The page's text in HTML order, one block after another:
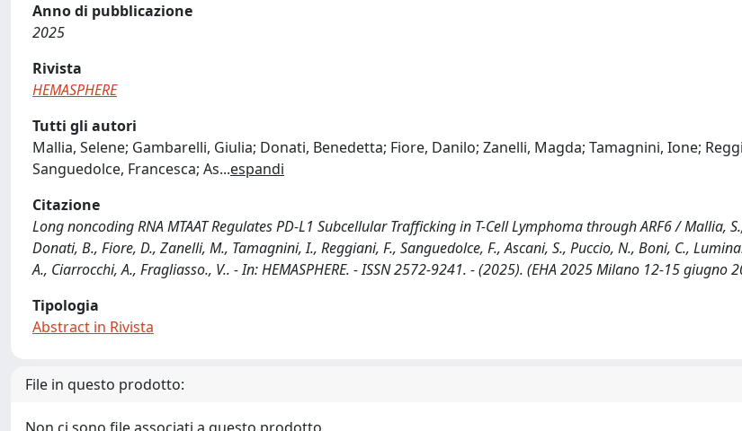
Anno di pubblicazione
2025
Rivista
HEMASPHERE
Tutti gli autori
Mallia, Selene; Gambarelli, Giulia; Donati, Benedetta; Fiore, Danilo; Zanelli, Magda; Tamagnini, Ione;
Sanguedolce, Francesca; As...espandi
Citazione
Long noncoding RNA MTAAT Regulates PD-L1 Subcellular Trafficking in T-Cell Lymphoma through ARF6 / Mallia,
Donati, B., Fiore, D., Zanelli, M., Tamagnini, I., Reggiani, F., Sanguedolce, F., Ascani, S., Puccio, N., Boni, C.,
A., Ciarrocchi, A., Fragliasso., V.. - In: HEMASPHERE. - ISSN 2572-9241. - (2025). (EHA 2025 Milano 12-15 giugno
Tipologia
Abstract in Rivista
File in questo prodotto: